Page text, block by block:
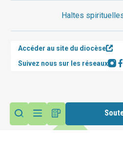
Haltes
Accéder au site du diocèse
Suivez nous sur les réseaux